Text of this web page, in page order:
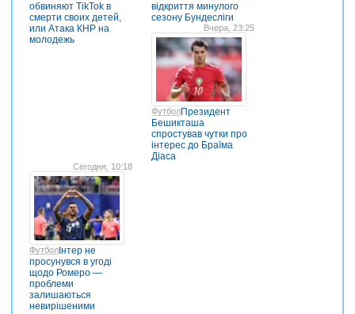
обвиняют TikTok в
смерти своих детей,
или Атака КНР на
молодежь
відкриття минулого
сезону Бундесліги
Вчера, 23:25
ФутболПрезидент
Бешикташа
спростував чутки про
інтерес до Браїма
Діаса
Сегодня, 10:18
Футбол Інтер не
просунувся в угоді
щодо Ромеро —
проблеми
залишаються
невирішеними